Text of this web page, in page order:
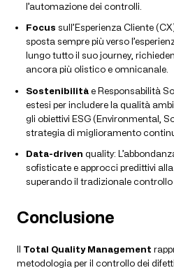
l’automazione dei controlli.
Focus sull’Esperienza Cliente
sposta sempre più verso
lungo tutto il suo journey,
ancora più olistico e omnicanale.
Sostenibilità e Responsabilità
estesi per includere la qualità
gli obiettivi ESG (Environmental,
strategia di miglioramento
Data-driven quality:
sofisticate e approcci predittivi
superando il tradizionale controllo
Conclusione
Il Total Quality Management
metodologia per il controllo dei